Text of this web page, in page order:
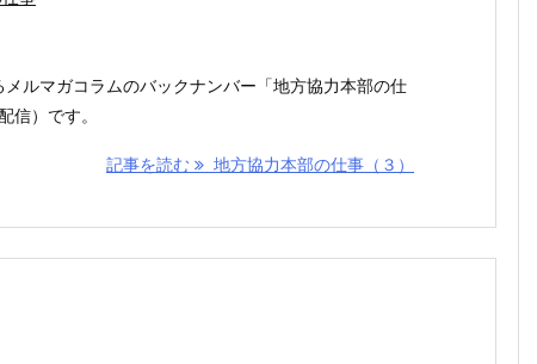
ルマガコラムのバックナンバー「地方協力本部の仕
）です。
記事を読む 地方協力本部の仕事（３）